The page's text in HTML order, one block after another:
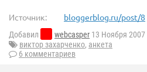
Источник: bloggerblog.ru/post/8
Добавил webcasper 13 Ноября 2007
виктор захарченко, анкета
6 комментариев